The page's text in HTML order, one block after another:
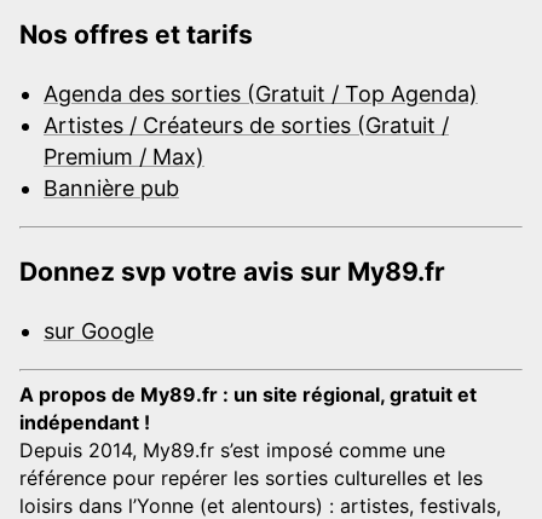
Nos offres et tarifs
Agenda des sorties (Gratuit / Top Agenda)
Artistes / Créateurs de sorties (Gratuit /
Premium / Max)
Bannière pub
Donnez svp votre avis sur My89.fr
sur Google
A propos de My89.fr : un site régional, gratuit et
indépendant !
Depuis 2014, My89.fr s’est imposé comme une
référence pour repérer les sorties culturelles et les
loisirs dans l’Yonne (et alentours) : artistes, festivals,